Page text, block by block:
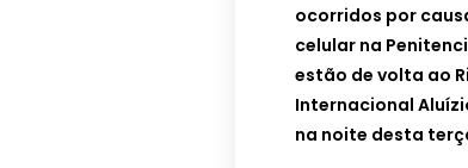
ocorridos por
celular na
estão de volta ao
Internacional
na noite desta